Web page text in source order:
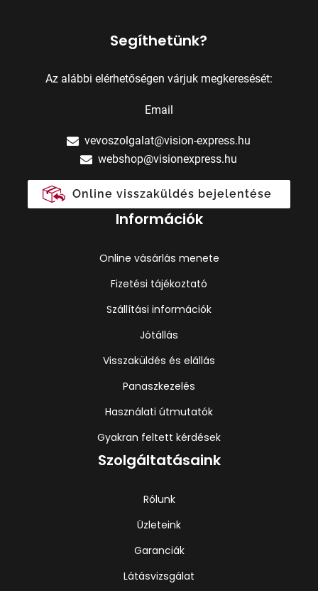
Segíthetünk?
Az alábbi elérhetőségen várjuk megkeresését:
Email
vevoszolgalat@vision-express.hu
webshop@visionexpress.hu
Online visszaküldés bejelentése
Információk
Online vásárlás menete
Fizetési tájékoztató
Szállítási információk
Jótállás
Visszaküldés és elállás
Panaszkezelés
Használati útmutatók
Gyakran feltett kérdések
Szolgáltatásaink
Rólunk
Üzleteink
Garanciák
Látásvizsgálat